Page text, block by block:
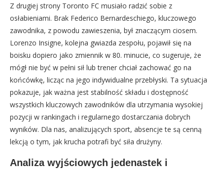
Z drugiej strony Toronto FC musiało radzić sobie z
osłabieniami. Brak Federico Bernardeschiego, kluczowego
zawodnika, z powodu zawieszenia, był znaczącym ciosem.
Lorenzo Insigne, kolejna gwiazda zespołu, pojawił się na
boisku dopiero jako zmiennik w 80. minucie, co sugeruje, że
mógł nie być w pełni sił lub trener chciał zachować go na
końcówkę, licząc na jego indywidualne przebłyski. Ta sytuacja
pokazuje, jak ważna jest stabilność składu i dostępność
wszystkich kluczowych zawodników dla utrzymania wysokiej
pozycji w rankingach i regularnego dostarczania dobrych
wyników. Dla nas, analizujących sport, absencje te są cenną
lekcją o tym, jak krucha potrafi być siła drużyny.
Analiza wyjściowych jedenastek i